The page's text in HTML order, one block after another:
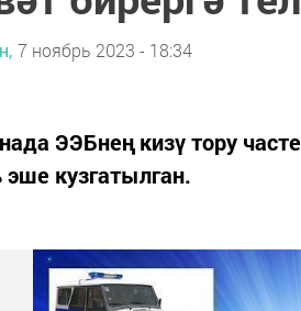
7 ноябрь 2023 - 18:34
ЭЭБнең кизү тору
кузгатылган.